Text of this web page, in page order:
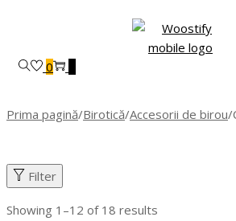
0
Prima pagină/Birotică/Accesorii de birou/
Filter
Showing 1–12 of 18 results